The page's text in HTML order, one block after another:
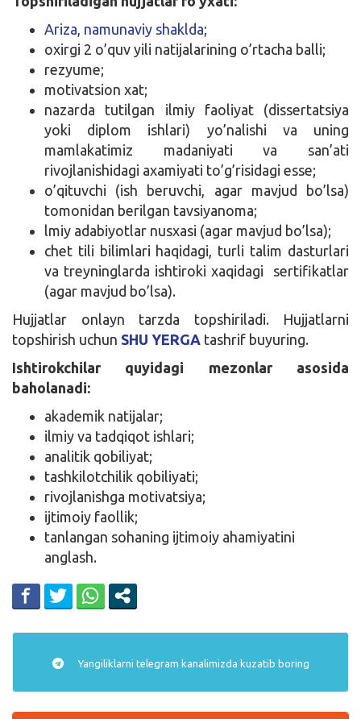
Ariza, namunaviy shaklda;
oxirgi 2 o’quv yili natijalarining o’rtacha balli;
rezyume;
motivatsion xat;
nazarda tutilgan ilmiy faoliyat (dissertatsiya
yoki diplom ishlari) yo’nalishi va uning
mamlakatimiz madaniyati va san’ati
rivojlanishidagi axamiyati to’g’risidagi esse;
o’qituvchi (ish beruvchi, agar mavjud bo’lsa)
tomonidan berilgan tavsiyanoma;
lmiy adabiyotlar nusxasi (agar mavjud bo’lsa);
chet tili bilimlari haqidagi, turli talim dasturlari
va treyninglarda ishtiroki xaqidagi sertifikatlar
(agar mavjud bo’lsa).
Hujjatlar onlayn tarzda topshiriladi. Hujjatlarni
topshirish uchun SHU YERGA tashrif buyuring.
Ishtirokchilar quyidagi mezonlar asosida
baholanadi:
akademik natijalar;
ilmiy va tadqiqot ishlari;
analitik qobiliyat;
tashkilotchilik qobiliyati;
rivojlanishga motivatsiya;
ijtimoiy faollik;
tanlangan sohaning ijtimoiy ahamiyatini
anglash.
Yangiliklarni telegram kanalimizda kuzatib boring